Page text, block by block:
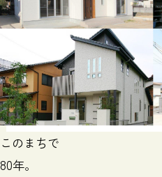
このまち で
80年。